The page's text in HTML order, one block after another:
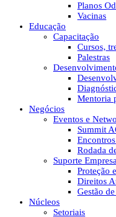
Planos
Vacinas
Educação
Capacitação
Cursos,
Palestras
Mentoria
Negócios
Eventos e
Summit
Rodada
Suporte
Proteção
Direitos
Gestão
Núcleos
Setoriais